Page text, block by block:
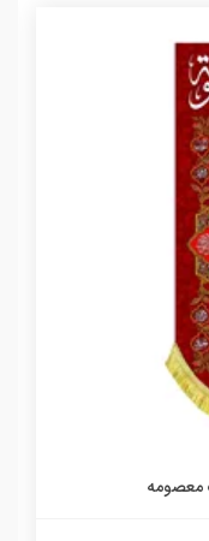
معصومه